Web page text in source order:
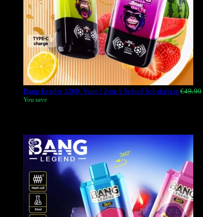
Bang Leader 120K Vape | 2-in-1 Schuif Schakelaar €49.90
You save